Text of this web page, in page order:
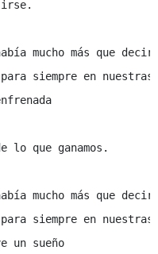
irse.
mucho más que decir
siempre en nuestras
lo que ganamos.
mucho más que decir
siempre en nuestras
un sueño